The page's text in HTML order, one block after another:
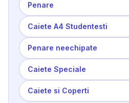
Penare
Caiete A4 Studentesti
Penare neechipate
Caiete Speciale
Caiete si Coperti